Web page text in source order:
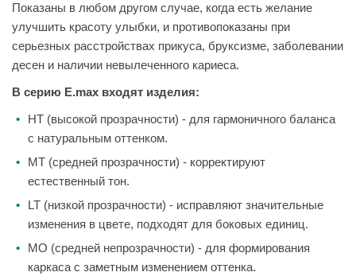
Показаны в любом другом случае, когда есть желание
улучшить красоту улыбки, и противопоказаны при
серьезных расстройствах прикуса, бруксизме, заболевании
десен и наличии невылеченного кариеса.
В серию E.max входят изделия:
HT (высокой прозрачности) - для гармоничного баланса
с натуральным оттенком.
MT (средней прозрачности) - корректируют
естественный тон.
LT (низкой прозрачности) - исправляют значительные
изменения в цвете, подходят для боковых единиц.
MO (средней непрозрачности) - для формирования
каркаса с заметным изменением оттенка.